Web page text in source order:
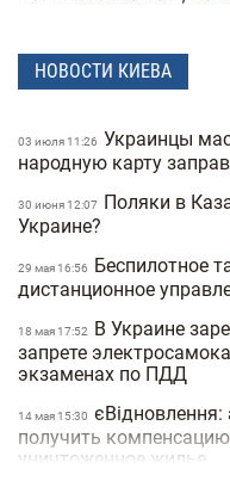
НОВОСТИ КИЕВА
03 июля 11:26 Украинцы
народную карту
30 июня 12:07
Поляки в
Украине?
29 мая 16:56
Беспилотное
дистанционное
18 мая 17:52
В Украине
запрете
экзаменах по ПДД
14 мая 15:30
получить
уничтоженное жилье